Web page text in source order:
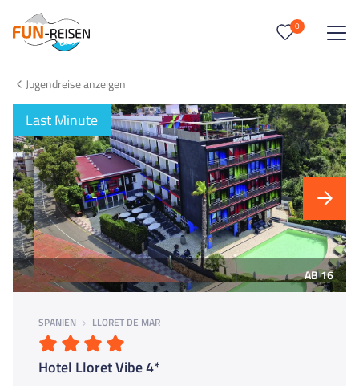
0
Keine Reisen auf der Merkliste
Jugendreise anzeigen
Last Minute
AB 16
SPANIEN LLORET DE MAR
Hotel Lloret Vibe 4*